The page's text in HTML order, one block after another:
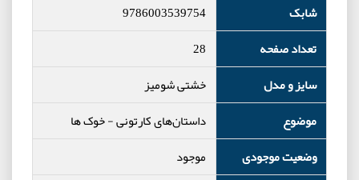
شابک
9786003539754
تعداد صفحه
28
سایز و مدل
خشتی شومیز
موضوع
داستان‌های کارتونی-خوک ها
وضعیت موجودی
موجود